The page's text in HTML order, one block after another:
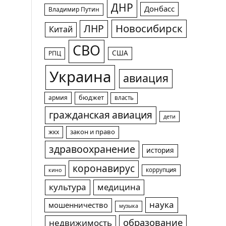
Владимир Путин ДНР Донбасс
Китай ЛНР Новосибирск
РПЦ СВО США
Украина авиация
армия бюджет власть
гражданская авиация дети
жкх закон и право
здравоохранение история
кино коронавирус коррупция
культура медицина
мошенничество музыка
наука
недвижимость
образование